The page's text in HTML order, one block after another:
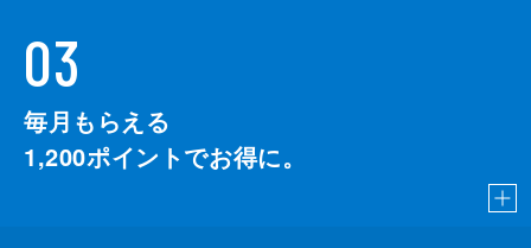
03
毎月もらえる
1,200ポイントでお得に。